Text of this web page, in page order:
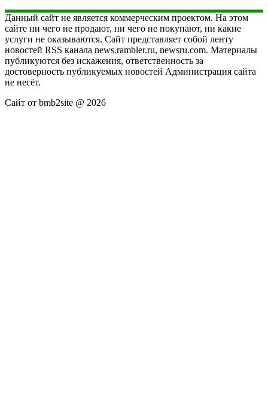
Данный сайт не является коммерческим проектом. На этом
сайте ни чего не продают, ни чего не покупают, ни какие
услуги не оказываются. Сайт представляет собой ленту
новостей RSS канала news.rambler.ru, newsru.com. Материалы
публикуются без искажения, ответственность за
достоверность публикуемых новостей Администрация сайта
не несёт.
Сайт от bmb2site @ 2026